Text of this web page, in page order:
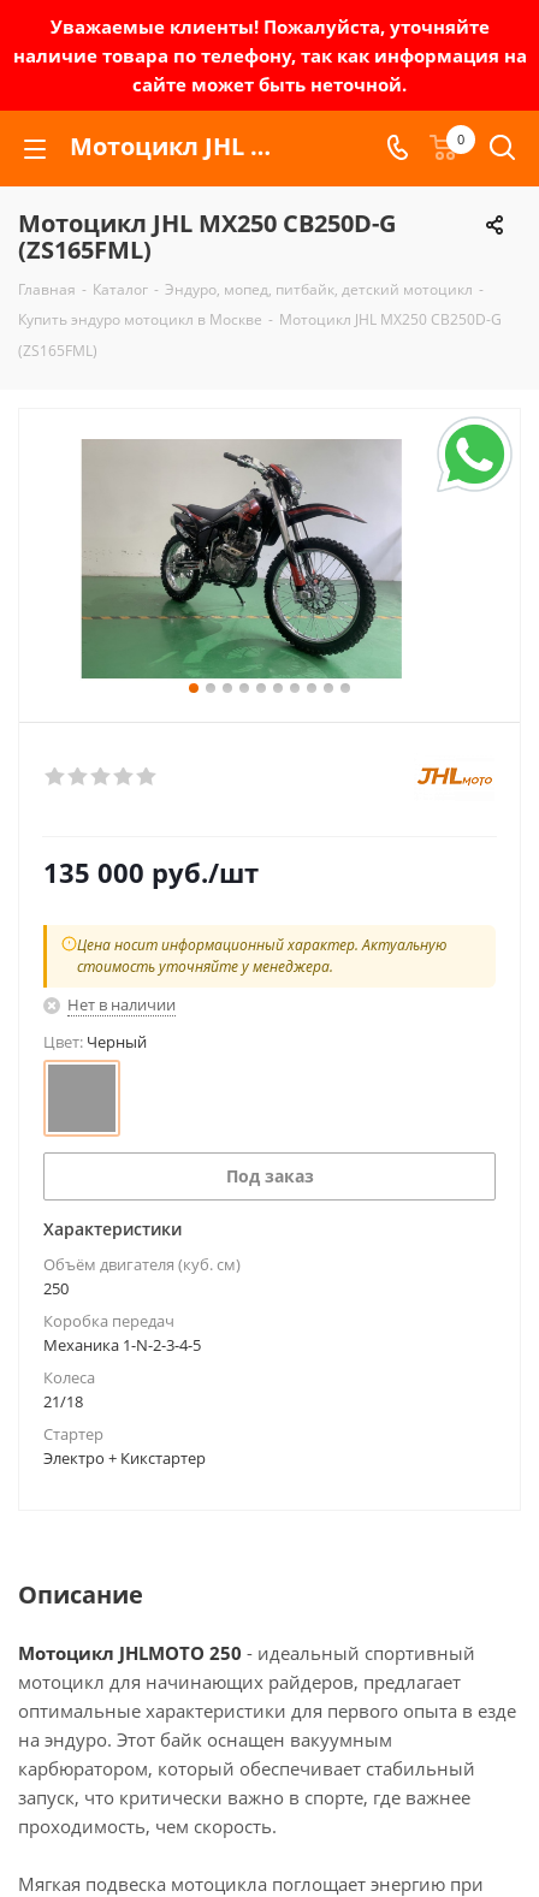
Уважаемые клиенты! Пожалуйста, уточняйте
наличие товара по телефону, так как информация на
сайте может быть неточной.
Мотоцикл JHL MX250 CB250D-G (ZS165FML) | Зел-мото 0
Мотоцикл JHL MX250 CB250D-G
(ZS165FML)
Главная - Каталог - Эндуро, мопед, питбайк, детский мотоцикл -
Купить эндуро мотоцикл в Москве - Мотоцикл JHL MX250 CB250D-G
(ZS165FML)
135 000 руб./шт
Цена носит информационный характер. Актуальную
стоимость уточняйте у менеджера.
Нет в наличии
Цвет: Черный
Под заказ
Характеристики
Объём двигателя (куб. см)
250
Коробка передач
Механика 1-N-2-3-4-5
Колеса
21/18
Стартер
Электро + Кикстартер
Описание
Мотоцикл JHLMOTO 250 - идеальный спортивный
мотоцикл для начинающих райдеров, предлагает
оптимальные характеристики для первого опыта в езде
на эндуро. Этот байк оснащен вакуумным
карбюратором, который обеспечивает стабильный
запуск, что критически важно в спорте, где важнее
проходимость, чем скорость.
Мягкая подвеска мотоцикла поглощает энергию при